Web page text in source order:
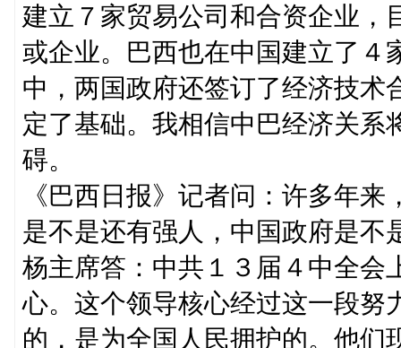
建立７家贸易公司和合资企业，
或企业。巴西也在中国建立了４
中，两国政府还签订了经济技术
定了基础。我相信中巴经济关系
碍。
《巴西日报》记者问：许多年
是不是还有强人，中国政府是不
杨主席答：中共１３届４中全会
心。这个领导核心经过这一段努
的，是为全国人民拥护的。他们